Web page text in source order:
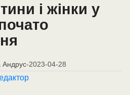
і жінки у
Андрус-2023-04-28